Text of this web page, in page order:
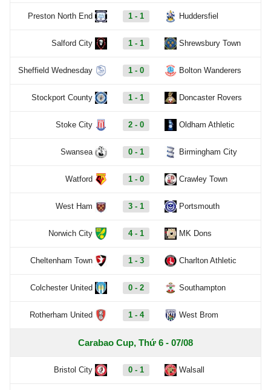
Preston North End 1 - 1 Huddersfiel
Salford City 1 - 1 Shrewsbury Town
Sheffield Wednesday 1 - 0 Bolton Wanderers
Stockport County 1 - 1 Doncaster Rovers
Stoke City 2 - 0 Oldham Athletic
Swansea 0 - 1 Birmingham City
Watford 1 - 0 Crawley Town
West Ham 3 - 1 Portsmouth
Norwich City 4 - 1 MK Dons
Cheltenham Town 1 - 3 Charlton Athletic
Colchester United 0 - 2 Southampton
Rotherham United 1 - 4 West Brom
Carabao Cup, Thứ 6 - 07/08
Bristol City 0 - 1 Walsall